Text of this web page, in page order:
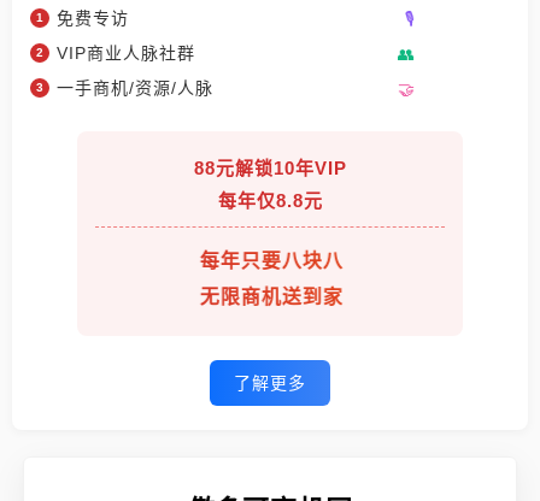
免费专访
VIP商业人脉社群
一手商机/资源/人脉
88元解锁10年VIP
每年仅8.8元
每年只要八块八
无限商机送到家
了解更多